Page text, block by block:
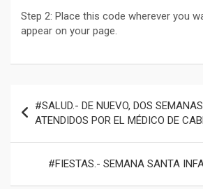
Step 2: Place this code wherever you
appear on your page.
de
entradas
#SALUD.- DE NUEVO, DOS
ATENDIDOS POR EL MÉDICO DE
#FIESTAS.- SEMANA SANTA